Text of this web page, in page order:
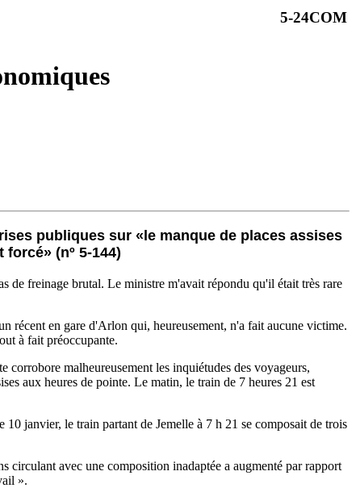
5-24COM
publiques sur «le manque de places assises
(nº 5-144)
de freinage brutal. Le ministre m'avait répondu qu'il était très rare
récent en gare d'Arlon qui, heureusement, n'a fait aucune victime.
à fait préoccupante.
malheureusement les inquiétudes des voyageurs,
aux heures de pointe. Le matin, le train de 7 heures 21 est
janvier, le train partant de Jemelle à 7 h 21 se composait de trois
circulant avec une composition inadaptée a augmenté par rapport
».